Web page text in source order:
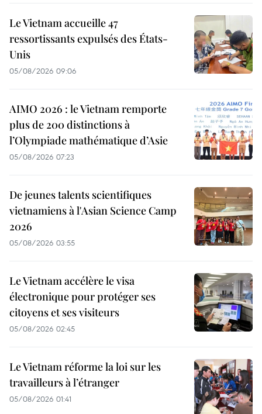
Le Vietnam accueille 47
ressortissants expulsés des États-
Unis
05/08/2026 09:06
AIMO 2026 : le Vietnam remporte
plus de 200 distinctions à
l’Olympiade mathématique d’Asie
05/08/2026 07:23
De jeunes talents scientifiques
vietnamiens à l'Asian Science Camp
2026
05/08/2026 03:55
Le Vietnam accélère le visa
électronique pour protéger ses
citoyens et ses visiteurs
05/08/2026 02:45
Le Vietnam réforme la loi sur les
travailleurs à l’étranger
05/08/2026 01:41